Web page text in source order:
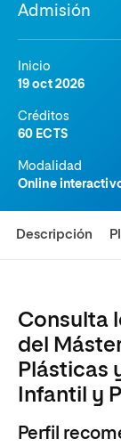
Admisión
Inicio
19 oct 2026
Créditos
60 ECTS
Modalidad
Online
Descripción
Consulta
del
Plásticas
Infantil y
Perfil